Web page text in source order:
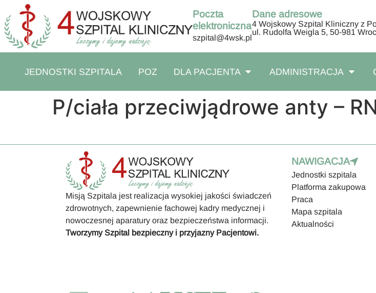
Poczta
elektroniczna
szpital@4wsk.pl
Dane adresowe
4 Wojskowy Szpital Kliniczny z
ul. Rudolfa Weigla 5, 50-981
JEDNOSTKI SZPITALA POZ DLA PACJENTA ADMINISTRACJA
P/ciała przeciwjądrowe anty –
Misją Szpitala jest realizacja wysokiej jakości świadczeń
zdrowotnych, zapewnienie fachowej kadry medycznej i
nowoczesnej aparatury oraz bezpieczeństwa informacji.
Tworzymy Szpital bezpieczny i przyjazny Pacjentowi.
NAWIGACJA
Jednostki szpitala
Platforma zakupowa
Praca
Mapa szpitala
Aktualności